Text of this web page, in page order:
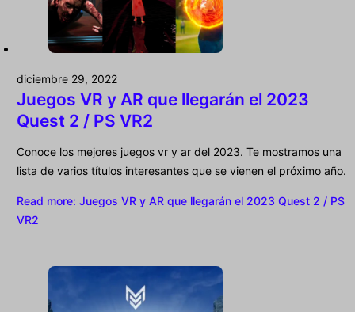
diciembre 29, 2022
Juegos VR y AR que llegarán el 2023
Quest 2 / PS VR2
Conoce los mejores juegos vr y ar del 2023. Te mostramos una
lista de varios títulos interesantes que se vienen el próximo año.
Read more: Juegos VR y AR que llegarán el 2023 Quest 2 / PS
VR2